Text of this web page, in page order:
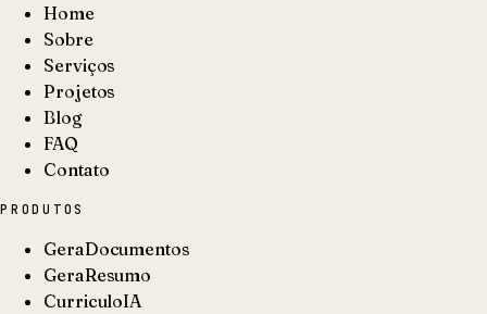
Home
Sobre
Serviços
Projetos
Blog
FAQ
Contato
PRODUTOS
GeraDocumentos
GeraResumo
CurriculoIA